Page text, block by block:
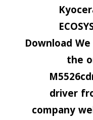
Download
the
driver
company